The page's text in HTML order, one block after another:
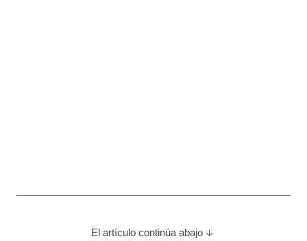
El artículo continúa abajo